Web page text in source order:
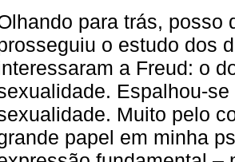
para trás, posso
o estudo dos
a Freud: o
Espalhou-
Muito pelo
papel em minha